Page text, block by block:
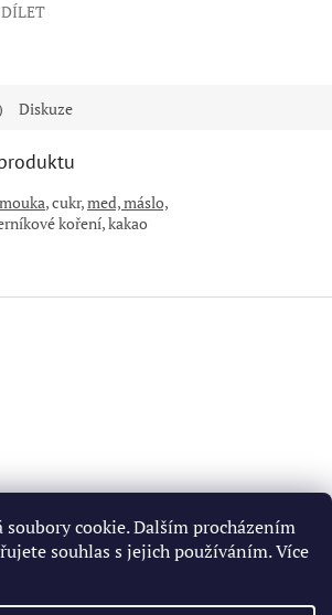
cookie. Dalším procházením
souhlas s jejich používáním. Více
Diskuze
, cukr,med, máslo,
koření, kakao